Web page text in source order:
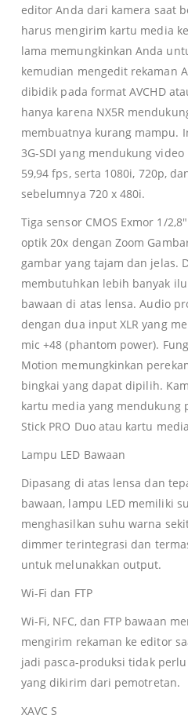
editor Anda dari kamera saat
harus mengirim kartu media
lama memungkinkan Anda
kemudian mengedit rekaman
dibidik pada format AVCHD
hanya karena NX5R
membuatnya kurang mampu.
3G-SDI yang mendukung
59,94 fps, serta 1080i, 720p,
sebelumnya 720 x 480i.
Tiga sensor CMOS Exmor 1/
optik 20x dengan Zoom
gambar yang tajam dan jelas.
membutuhkan lebih banyak
bawaan di atas lensa. Audio
dengan dua input XLR yang
mic +48 (phantom power).
Motion memungkinkan
bingkai yang dapat dipilih.
kartu media yang mendukung
Stick PRO Duo atau kartu media
Lampu LED Bawaan
Dipasang di atas lensa dan
bawaan, lampu LED memiliki
menghasilkan suhu warna
dimmer terintegrasi dan
untuk melunakkan output.
Wi-Fi dan FTP
Wi-Fi, NFC, dan FTP bawaan
mengirim rekaman ke editor
jadi pasca-produksi tidak
yang dikirim dari pemotretan.
XAVC S